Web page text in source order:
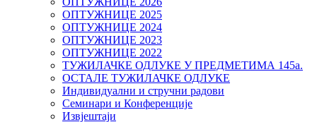
ОПТУЖНИЦЕ 2025
ОПТУЖНИЦЕ 2024
ОПТУЖНИЦЕ 2023
ОПТУЖНИЦЕ 2022
ТУЖИЛАЧКЕ ОДЛУКЕ У ПРЕДМЕТИМА 145а.
ОСТАЛЕ ТУЖИЛАЧКЕ ОДЛУКЕ
Индивидуални и стручни радови
Семинари и Конференције
Извјештаји